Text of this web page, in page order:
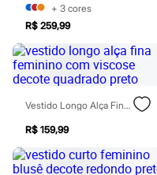
Naruto
Patrulha Canina
Sonic
Stitch
Beleza
Kits
Perfumes árabes
Novidades
Cabelos
Condicionador
Escovas e Pentes
Finalizadores
+ 3 cores
R$ 259,99
Vestido Longo Alça Fina Feminino Com Viscose Decote Quadrado Preto
R$ 159,99